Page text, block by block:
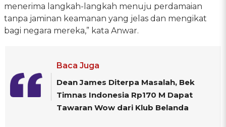
menerima langkah-langkah menuju perdamaian
tanpa jaminan keamanan yang jelas dan mengikat
bagi negara mereka,” kata Anwar.
Baca Juga
Dean James Diterpa Masalah, Bek
Timnas Indonesia Rp170 M Dapat
Tawaran Wow dari Klub Belanda